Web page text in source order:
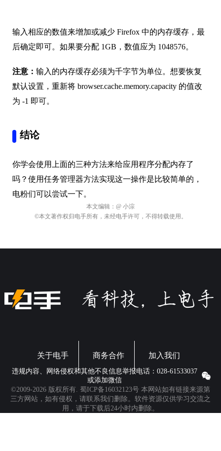
输入相应的数值来增加或减少 Firefox 中的内存缓存，最
后确定即可。如果要分配 1GB，数值应为 1048576。
注意： 输入的内存缓存必须为千字节为单位。想要恢复
默认设置，重新将 browser.cache.memory.capacity 的值改
为 -1 即可。
结论
你学会使用上面的三种方法来给应用程序分配内存了
吗？使用任务管理器方法实现这一操作是比较简单的，
电粉们可以尝试一下。
本文编辑： @ 小淙
©本文著作权归电手所有，未经电手许可，不得转载使用。
关于电手 商务合作 加入我们
违规内容、网络侵权和其他不良信息举报电话：028-61533037
或添加微信
©2009-2026 版权所有. 蜀ICP备16032123号 本网站如有链接来源第
三方网站，如有侵权，请联系我们删除。软件资源仅供学习交流之
用，请于下载后24小时内删除。